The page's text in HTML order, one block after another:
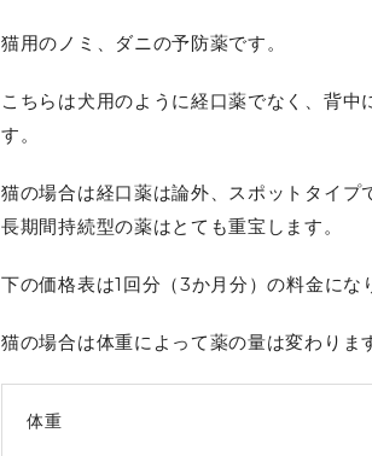
猫用のノミ、ダニの予防薬です。
こちらは犬用のように経口薬でなく、背
す。
猫の場合は経口薬は論外、スポットタイ
長期間持続型の薬はとても重宝します。
下の価格表は1回分（3か月分）の料金にな
猫の場合は体重によって薬の量は変わりま
体重